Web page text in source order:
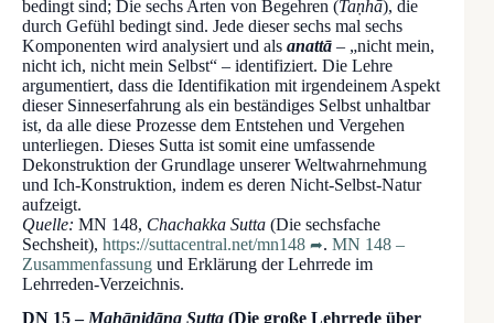
bedingt sind; Die sechs Arten von Begehren (Taṇhā), die
durch Gefühl bedingt sind. Jede dieser sechs mal sechs
Komponenten wird analysiert und als anattā – „nicht mein,
nicht ich, nicht mein Selbst“ – identifiziert. Die Lehre
argumentiert, dass die Identifikation mit irgendeinem Aspekt
dieser Sinneserfahrung als ein beständiges Selbst unhaltbar
ist, da alle diese Prozesse dem Entstehen und Vergehen
unterliegen. Dieses Sutta ist somit eine umfassende
Dekonstruktion der Grundlage unserer Weltwahrnehmung
und Ich-Konstruktion, indem es deren Nicht-Selbst-Natur
aufzeigt.
Quelle: MN 148, Chachakka Sutta (Die sechsfache
Sechsheit), https://suttacentral.net/mn148 . MN 148 –
Zusammenfassung und Erklärung der Lehrrede im
Lehrreden-Verzeichnis.
DN 15 – Mahānidāna Sutta (Die große Lehrrede über